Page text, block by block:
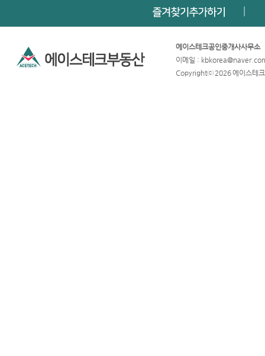
에이스테크공인중개사사무소
이메일 :
Copyrightⓒ 2026 에이스테